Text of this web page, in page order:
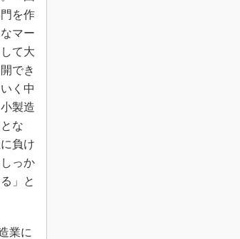
を作
マー
て大
でき
く中
製造
な
負け
っか
」と
業に